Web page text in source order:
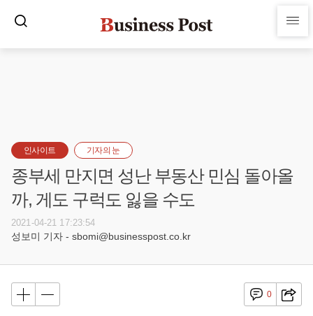
인사이트 기자의 눈
종부세 만지면 성난 부동산 민심 돌아올
까, 게도 구럭도 잃을 수도
2021-04-21 17:23:54
성보미 기자 - sbomi@businesspost.co.kr
0